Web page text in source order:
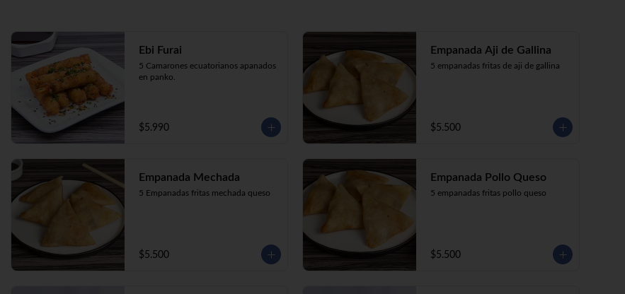
Ebi Furai
5 Camarones ecuatorianos apanados
en panko.
$5.990
Empanada Aji de Gallina
5 empanadas fritas de aji de gallina
$5.500
Empanada Mechada
5 Empanadas fritas mechada queso
$5.500
Empanada Pollo Queso
5 empanadas fritas pollo queso
$5.500